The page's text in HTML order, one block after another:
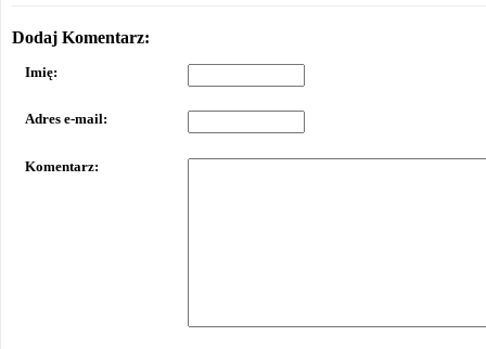
Dodaj Komentarz:
Imię:
Adres e-mail:
Komentarz: